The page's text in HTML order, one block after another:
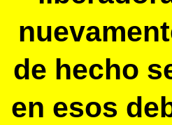
de hecho
en esos